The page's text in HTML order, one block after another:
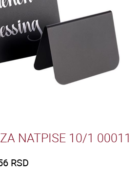
NATPISE 10/1 00011
RSD